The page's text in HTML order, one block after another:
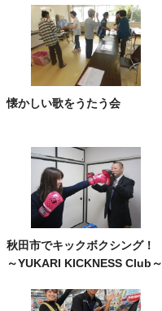
懐かしい歌をうたう会
秋田市でキックボクシング！
～YUKARI KICKNESS Club～